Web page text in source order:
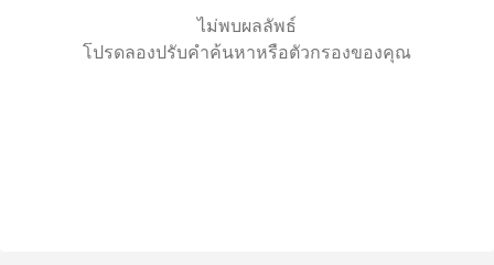
ไม่พบผลลัพธ์
โปรดลองปรับคำค้นหาหรือตัวกรองของคุณ